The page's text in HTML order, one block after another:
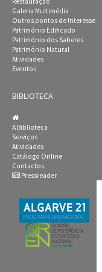
Galeria Multimédia
Outros pontos de Interesse
Património Edificado
Património dos Saberes
Património Natural
Atividades
Eventos
BIBLIOTECA
A Biblioteca
Serviços
Atividades
Catálogo Online
Contactos
Pressreader